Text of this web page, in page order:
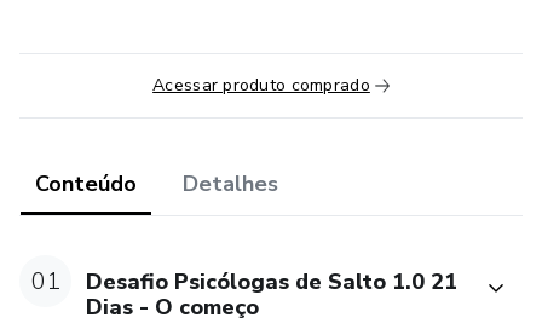
Acessar produto comprado
Conteúdo Detalhes
01
Desafio Psicólogas de Salto 1.0 21
Dias - O começo